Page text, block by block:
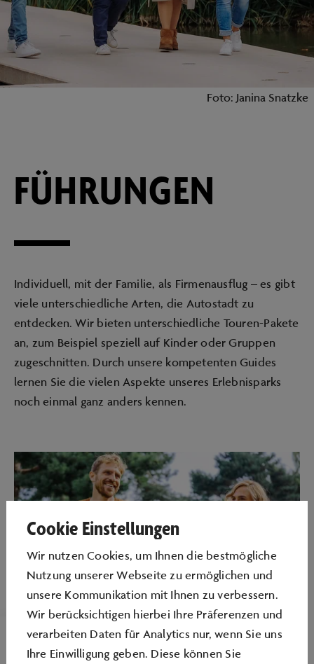
Foto: Janina Snatzke
FÜHRUNGEN
Individuell, mit der Familie, als Firmenausflug – es gibt
viele unterschiedliche Arten, die Autostadt zu
entdecken. Wir bieten unterschiedliche Touren-Pakete
an, zum Beispiel speziell auf Kinder oder Gruppen
zugeschnitten. Durch unsere kompetenten Guides
lernen Sie die vielen Aspekte unseres Erlebnisparks
noch einmal ganz anders kennen.
FÜHRUNGEN
Cookie Einstellungen
Wir nutzen Cookies, um Ihnen die bestmögliche
Nutzung unserer Webseite zu ermöglichen und
unsere Kommunikation mit Ihnen zu verbessern.
Wir berücksichtigen hierbei Ihre Präferenzen und
verarbeiten Daten für Analytics nur, wenn Sie uns
Ihre Einwilligung geben. Diese können Sie